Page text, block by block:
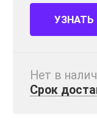
УЗНАТЬ
Нет в
Срок